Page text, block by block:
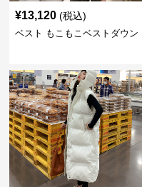
¥13,120 (税込)
ベスト もこもこベストダウン